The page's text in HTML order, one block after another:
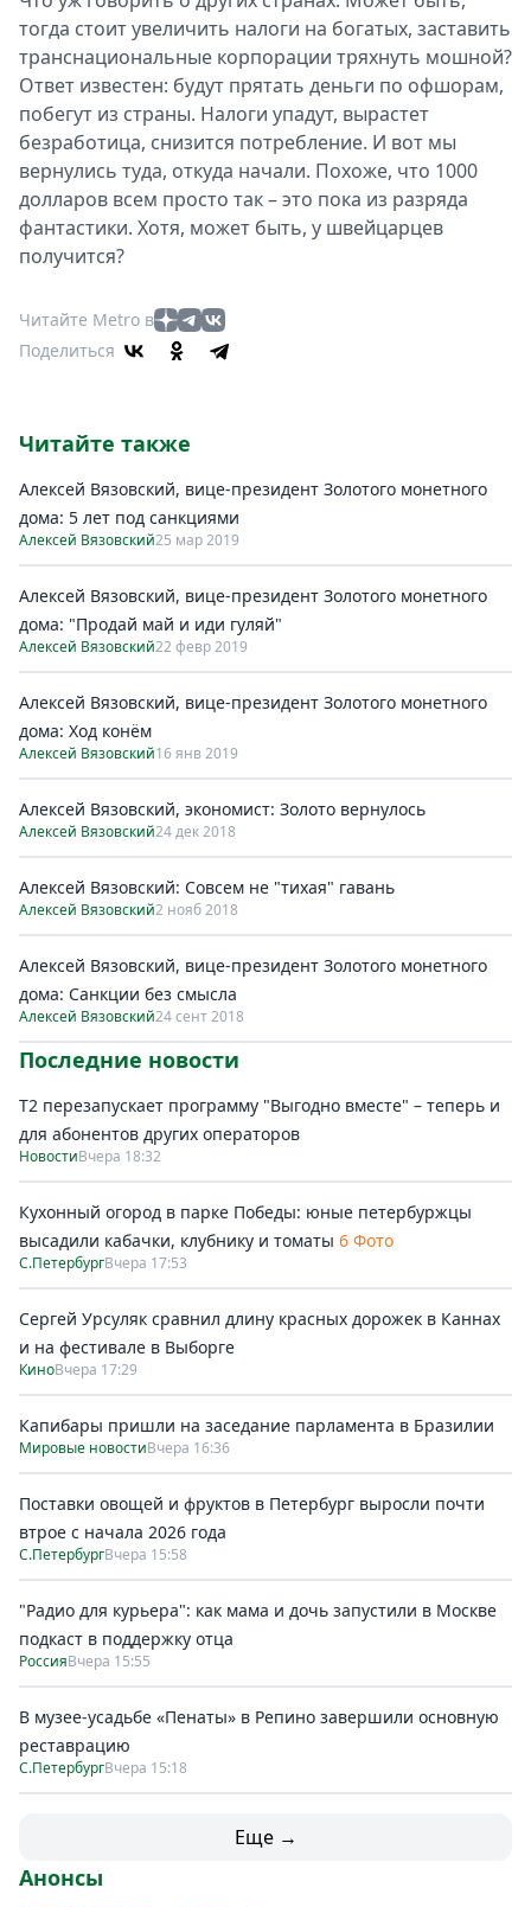
тогда стоит увеличить налоги на богатых, заставить
транснациональные корпорации тряхнуть мошной?
Ответ известен: будут прятать деньги по офшорам,
побегут из страны. Налоги упадут, вырастет
безработица, снизится потребление. И вот мы
вернулись туда, откуда начали. Похоже, что 1000
долларов всем просто так – это пока из разряда
фантастики. Хотя, может быть, у швейцарцев
получится?
Читайте Metro в
Поделиться
Читайте также
Алексей Вязовский, вице-президент Золотого монетного
дома: 5 лет под санкциями
Алексей Вязовский25 мар 2019
Алексей Вязовский, вице-президент Золотого монетного
дома: "Продай май и иди гуляй"
Алексей Вязовский22 февр 2019
Алексей Вязовский, вице-президент Золотого монетного
дома: Ход конём
Алексей Вязовский16 янв 2019
Алексей Вязовский, экономист: Золото вернулось
Алексей Вязовский24 дек 2018
Алексей Вязовский: Совсем не "тихая" гавань
Алексей Вязовский2 нояб 2018
Алексей Вязовский, вице-президент Золотого монетного
дома: Санкции без смысла
Алексей Вязовский24 сент 2018
Последние новости
Т2 перезапускает программу "Выгодно вместе" – теперь и
для абонентов других операторов
НовостиВчера 18:32
Кухонный огород в парке Победы: юные петербуржцы
высадили кабачки, клубнику и томаты 6 Фото
С.ПетербургВчера 17:53
Сергей Урсуляк сравнил длину красных дорожек в Каннах
и на фестивале в Выборге
КиноВчера 17:29
Капибары пришли на заседание парламента в Бразилии
Мировые новостиВчера 16:36
Поставки овощей и фруктов в Петербург выросли почти
втрое с начала 2026 года
С.ПетербургВчера 15:58
"Радио для курьера": как мама и дочь запустили в Москве
подкаст в поддержку отца
РоссияВчера 15:55
В музее-усадьбе «Пенаты» в Репино завершили основную
реставрацию
С.ПетербургВчера 15:18
Еще →
Анонсы